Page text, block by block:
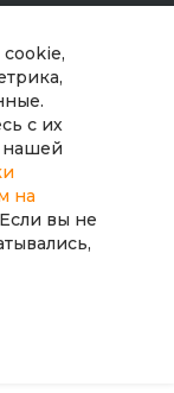
cookie,
с их
нашей
на
вы не
оф. 6